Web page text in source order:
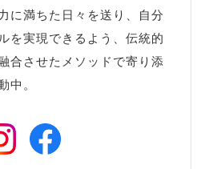
に満ちた日々を送り、自分
を実現できるよう、伝統的
合させたメソッドで寄り添
中。